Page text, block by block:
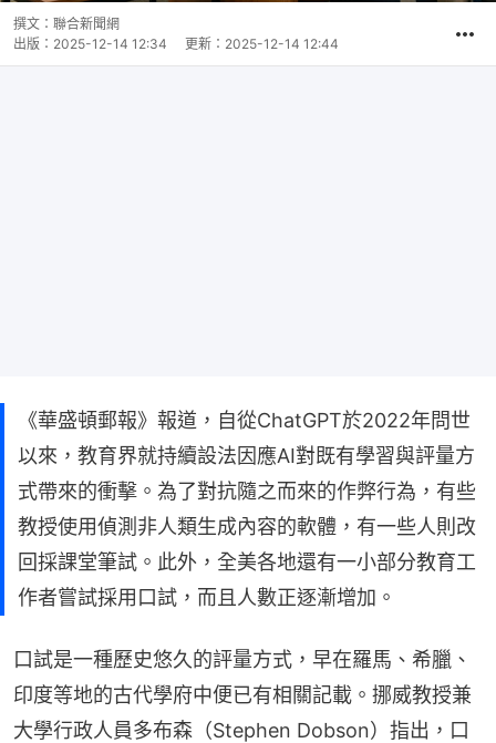
撰文： 聯合新聞網
出版： 2025-12-14 12:34 更新： 2025-12-14 12:44
《華盛頓郵報》報道，自從ChatGPT於2022年問世
以來，教育界就持續設法因應AI對既有學習與評量方
式帶來的衝擊。為了對抗隨之而來的作弊行為，有些
教授使用偵測非人類生成內容的軟體，有一些人則改
回採課堂筆試。此外，全美各地還有一小部分教育工
作者嘗試採用口試，而且人數正逐漸增加。
口試是一種歷史悠久的評量方式，早在羅馬、希臘、
印度等地的古代學府中便已有相關記載。挪威教授兼
大學行政人員多布森（Stephen Dobson）指出，口